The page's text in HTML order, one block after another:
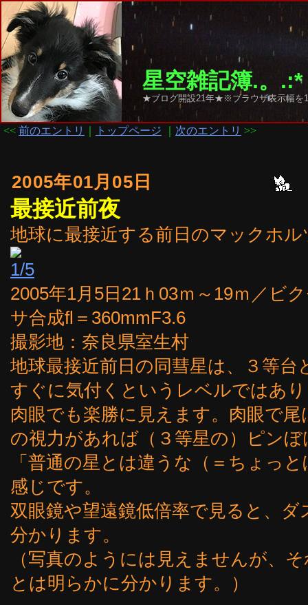
星空雑記簿.。
★ブログ開設21年★※ブラウザ表示幅を
<< 前のエントリ トップページ 次のエントリ >>
2005年01月05日
最接近前夜
地球に最接近する前日のマックホ
2005年1月5日21ｈ03ｍ～19ｍ／ビ
サ合成fl＝360mmF3.6
撮影地：奈良県室生村
地球最接近前日の同彗星は、３等
すぐに気付くというレベルではあ
肉眼でも楽勝に見えます。肉眼で
の視力があれば（３等星の）ピンぼ
「普通の星とは違うな（＝ちょっ
感じです。
双眼鏡や望遠鏡低倍率で見ると、
分かります。
（写真のようには見えませんが、
とは明らかに分かります。）